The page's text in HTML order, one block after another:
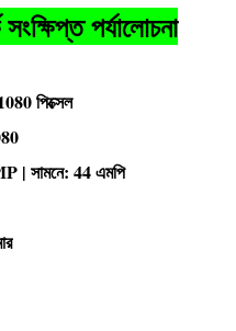
পর্যালোচনা
পিক্সেল
| সামনে: 44 এমপি